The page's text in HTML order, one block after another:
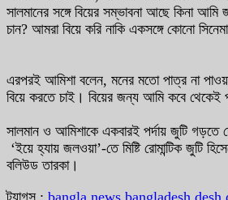
সালমানের সঙ্গে বিয়ের সম্ভাবনা আছে কিনা
চান? আমরা বিয়ে করি নাকি একসঙ্গে কোনো
এরপরই আমিশা বলেন, মনের মতো পাত্র না
বিয়ে করতে চাই। বিয়ের জন্য আমি কবে
সালমান ও আমিশাকে একবারই পর্দায় জুটি গড়তে
‘ইয়ে হ্যায় জলওয়া’-তে মিষ্টি রোমান্টিক জুটি
বলিউড তারকা।
ট্যাগস : bangla news bangladesh desh